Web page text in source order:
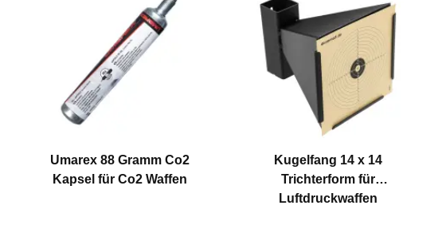
Umarex 88 Gramm Co2
Kapsel für Co2 Waffen
Kugelfang 14 x 14
Trichterform für
Luftdruckwaffen